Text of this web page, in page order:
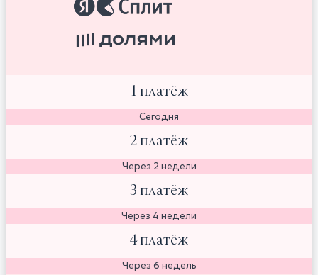
1 платёж
Сегодня
2 платёж
Через 2 недели
3 платёж
Через 4 недели
4 платёж
Через 6 недель